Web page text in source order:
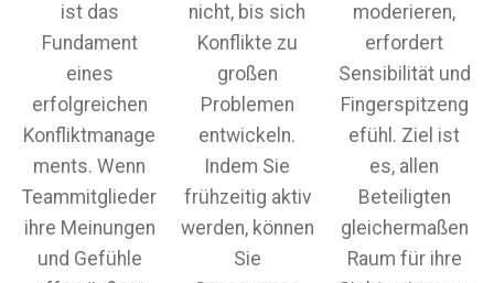
ist das
Fundament
eines
erfolgreichen
Konfliktmanage
ments. Wenn
Teammitglieder
ihre Meinungen
und Gefühle
nicht, bis sich
Konflikte zu
großen
Problemen
entwickeln.
Indem Sie
frühzeitig aktiv
werden, können
Sie
moderieren,
erfordert
Sensibilität und
Fingerspitzeng
efühl. Ziel ist
es, allen
Beteiligten
gleichermaßen
Raum für ihre